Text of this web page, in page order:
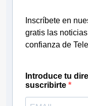
Inscríbete en
gratis las
confianza de
Introduce tu
suscribirte